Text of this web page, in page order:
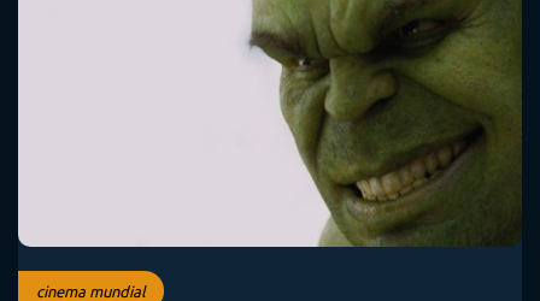
cinema mundial